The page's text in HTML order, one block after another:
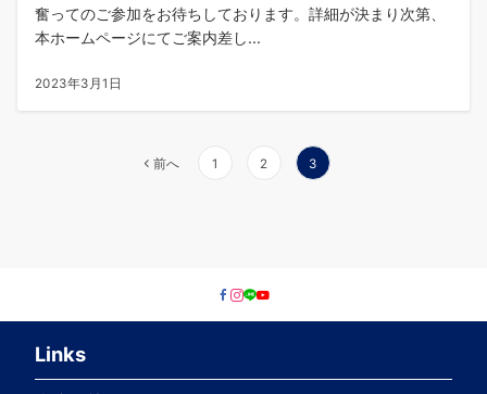
奮ってのご参加をお待ちしております。詳細が決まり次第、
本ホームページにてご案内差し...
2023年3月1日
前へ 1 2 3
Links